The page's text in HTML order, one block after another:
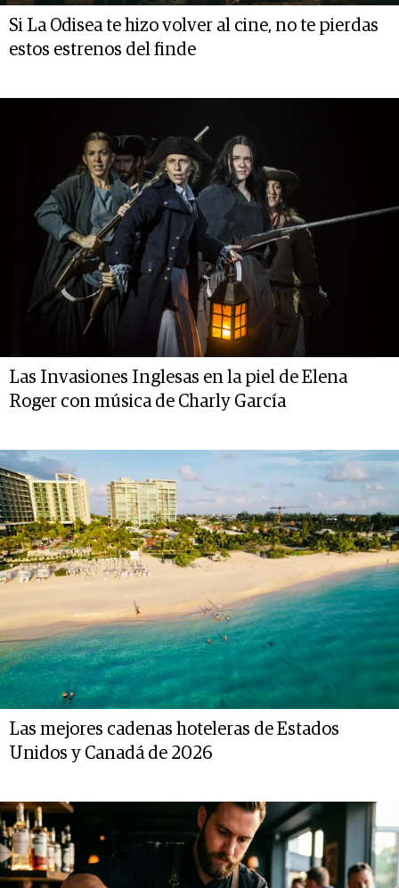
Si La Odisea te hizo volver al cine, no te pierdas
estos estrenos del finde
Las Invasiones Inglesas en la piel de Elena
Roger con música de Charly García
Las mejores cadenas hoteleras de Estados
Unidos y Canadá de 2026